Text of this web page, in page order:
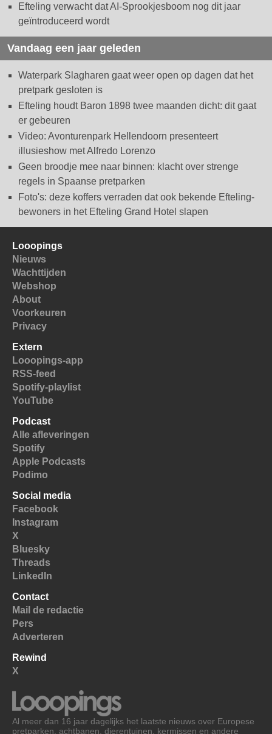
Efteling verwacht dat AI-Sprookjesboom nog dit jaar
geïntroduceerd wordt
Vandaag een jaar geleden
Waterpark Slagharen gaat weer open op dagen dat het
pretpark gesloten is
Efteling houdt Baron 1898 twee maanden dicht: dit gaat
er gebeuren
Video: Avonturenpark Hellendoorn presenteert
illusieshow met Alfredo Lorenzo
Geen broodje mee naar binnen: klacht over strenge
regels in Spaanse pretparken
Foto's: deze koffers verraden dat ook bekende Efteling-
bewoners in het Efteling Grand Hotel slapen
Looopings
Nieuws
Wachttijden
Webshop
About
Voorkeuren
Privacy
Extern
Looopings-app
RSS-feed
Spotify-playlist
YouTube
Podcast
Alle afleveringen
Spotify
Apple Podcasts
Podimo
Social media
Facebook
Instagram
X
Bluesky
Threads
LinkedIn
Contact
Mail de redactie
Pers
Adverteren
Rewind
X
Al meer dan 16 jaar dagelijks het laatste nieuws over Europese
pretparken, achtbanen, dierentuinen, kermissen en andere